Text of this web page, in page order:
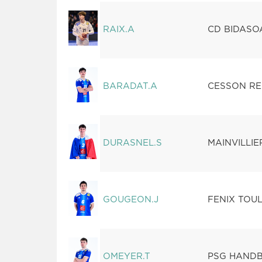
RAIX.A CD
BARADAT.A CESSON
DURASNEL.S
GOUGEON.J FENIX
OMEYER.T PSG